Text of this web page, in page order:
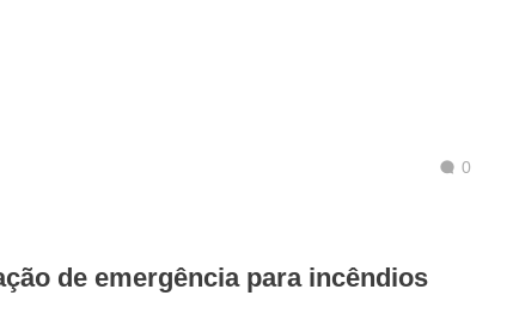
0
de emergência para incêndios